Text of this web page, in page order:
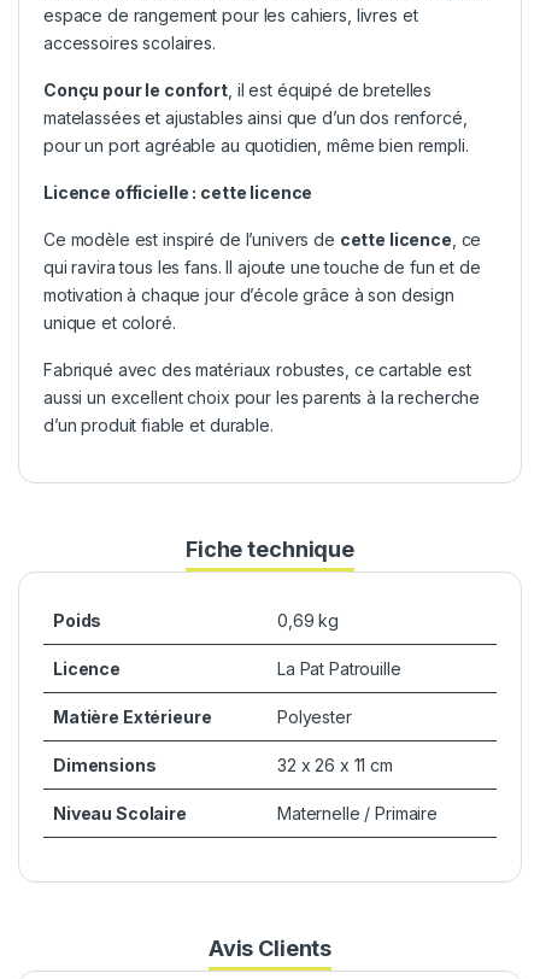
espace de rangement pour les cahiers, livres et
accessoires scolaires.
Conçu pour le confort , il est équipé de bretelles
matelassées et ajustables ainsi que d’un dos renforcé,
pour un port agréable au quotidien, même bien rempli.
Licence officielle : cette licence
Ce modèle est inspiré de l’univers de cette licence , ce
qui ravira tous les fans. Il ajoute une touche de fun et de
motivation à chaque jour d’école grâce à son design
unique et coloré.
Fabriqué avec des matériaux robustes, ce cartable est
aussi un excellent choix pour les parents à la recherche
d’un produit fiable et durable.
Fiche technique
Poids 0,69 kg
Licence La Pat Patrouille
Matière Extérieure Polyester
Dimensions 32 x 26 x 11 cm
Niveau Scolaire Maternelle / Primaire
Avis Clients